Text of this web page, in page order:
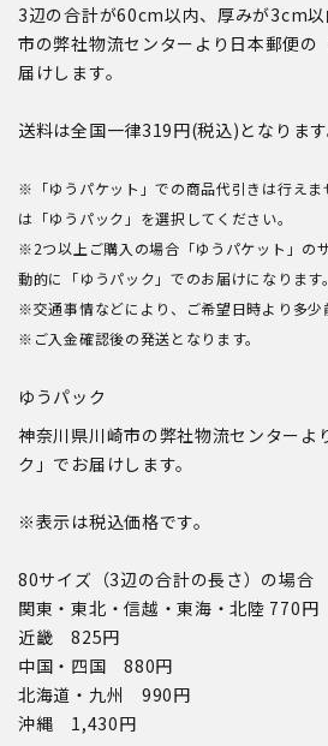
3辺の合計が60cm以内、厚みが3cm
市の弊社物流センターより日本郵便の
届けします。
送料は全国一律319円(税込)となります
※「ゆうパケット」での商品代引きは行え
は「ゆうパック」を選択してください。
※2つ以上ご購入の場合「ゆうパケット」の
動的に「ゆうパック」でのお届けになります。
※交通事情などにより、ご希望日時より多少
※ご入金確認後の発送となります。
ゆうパック
神奈川県川崎市の弊社物流センターよ
ク」でお届けします。
※表示は税込価格です。
80サイズ（3辺の合計の長さ）の場合
関東・東北・信越・東海・北陸 770円
近畿 825円
中国・四国 880円
北海道・九州 990円
沖縄 1,430円